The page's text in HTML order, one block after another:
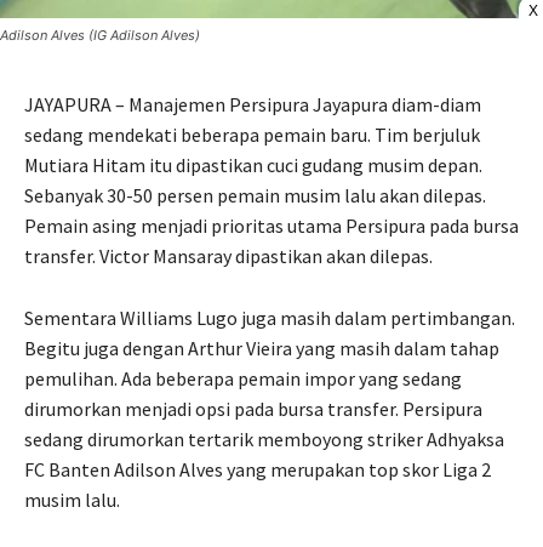
X
Adilson Alves (IG Adilson Alves)
JAYAPURA – Manajemen Persipura Jayapura diam-diam
sedang mendekati beberapa pemain baru. Tim berjuluk
Mutiara Hitam itu dipastikan cuci gudang musim depan.
Sebanyak 30-50 persen pemain musim lalu akan dilepas.
Pemain asing menjadi prioritas utama Persipura pada bursa
transfer. Victor Mansaray dipastikan akan dilepas.
Sementara Williams Lugo juga masih dalam pertimbangan.
Begitu juga dengan Arthur Vieira yang masih dalam tahap
pemulihan. Ada beberapa pemain impor yang sedang
dirumorkan menjadi opsi pada bursa transfer. Persipura
sedang dirumorkan tertarik memboyong striker Adhyaksa
FC Banten Adilson Alves yang merupakan top skor Liga 2
musim lalu.